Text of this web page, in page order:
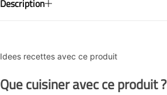
Description
Idees recettes avec ce produit
Que cuisiner avec ce produit ?